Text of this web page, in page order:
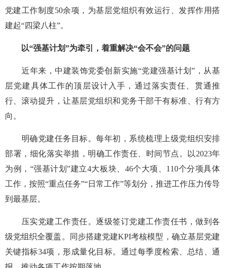
党建工作制度50余项，为基层党组织有效运行、发挥作用搭
建起“四梁八柱”。
以“强基计划”为牵引，着重解决“会不会”的问题
近年来，中建装饰党委创新实施“党建强基计划”，从基
层党建具体工作的顶层设计入手，通过落实责任、贯通推
行、滚动提升，让基层党组织和党务干部干有标准、行有方
向。
明确党建任务目标。每年初，系统梳理上级党组织安排
部署，细化落实举措，明确工作责任、时间节点。以2023年
为例，“强基计划”建立4大板块、46个大项、110个分项具体
工作，按照“重点任务”“日常工作”等划分，推进工作压力传导
到最基层。
压实党建工作责任。逐级签订党建工作责任书，做到各
级党组织全覆盖。同步搭建党建KPI考核模型，确立基层党建
关键指标34项，形成量化目标。通过每季度检索、总结、通